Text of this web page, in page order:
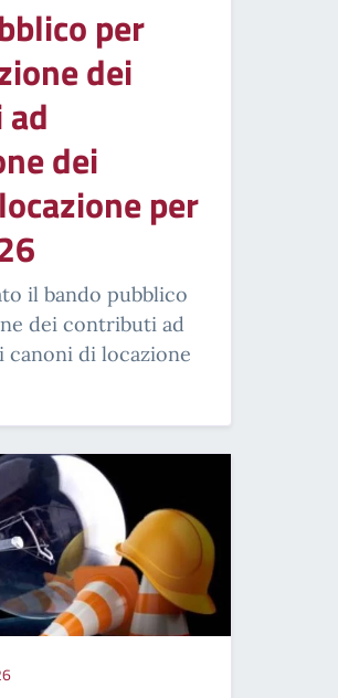
per
dei
dei
per
il bando pubblico
dei contributi ad
canoni di locazione